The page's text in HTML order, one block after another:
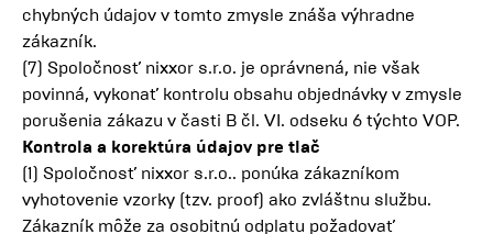
chybných údajov v tomto zmysle znáša výhradne
zákazník.
(7) Spoločnosť nixxor s.r.o. je oprávnená, nie však
povinná, vykonať kontrolu obsahu objednávky v zmysle
porušenia zákazu v časti B čl. VI. odseku 6 týchto VOP.
Kontrola a korektúra údajov pre tlač
(1) Spoločnosť nixxor s.r.o.. ponúka zákazníkom
vyhotovenie vzorky (tzv. proof) ako zvláštnu službu.
Zákazník môže za osobitnú odplatu požadovať